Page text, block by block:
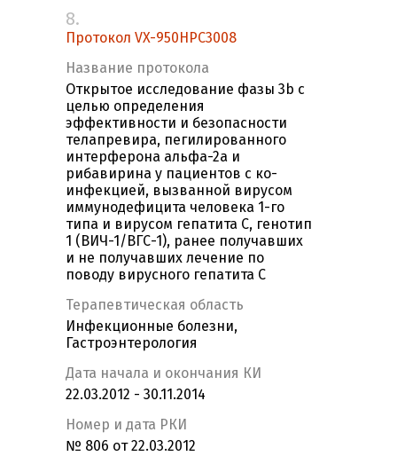
8.
Протокол VX-950HPC3008
Название протокола
Открытое исследование фазы 3b с
целью определения
эффективности и безопасности
телапревира, пегилированного
интерферона альфа-2a и
рибавирина у пациентов с ко-
инфекцией, вызванной вирусом
иммунодефицита человека 1-го
типа и вирусом гепатита С, генотип
1 (ВИЧ-1/ВГС-1), ранее получавших
и не получавших лечение по
поводу вирусного гепатита C
Терапевтическая область
Инфекционные болезни,
Гастроэнтерология
Дата начала и окончания КИ
22.03.2012 - 30.11.2014
Номер и дата РКИ
№ 806 от 22.03.2012